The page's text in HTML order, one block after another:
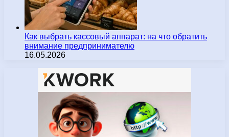
Как выбрать кассовый аппарат: на что обратить
внимание предпринимателю
16.05.2026